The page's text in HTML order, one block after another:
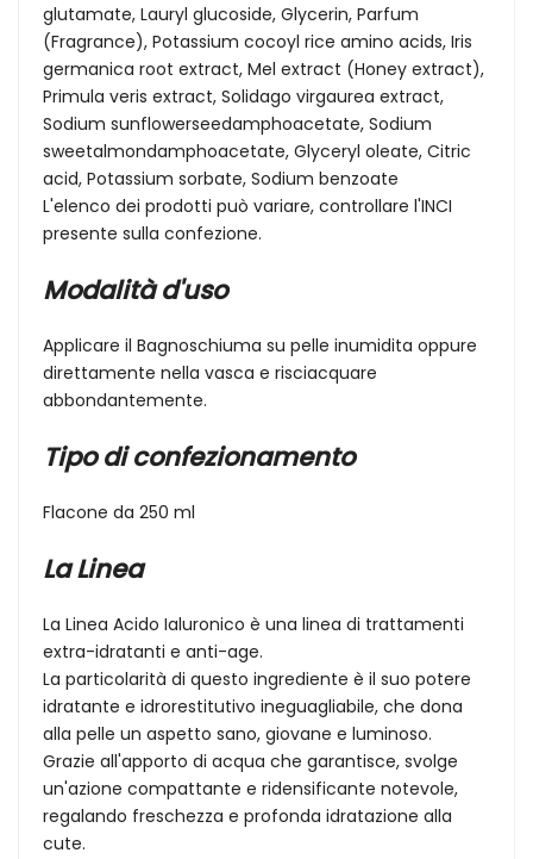
glutamate, Lauryl glucoside, Glycerin, Parfum
(Fragrance), Potassium cocoyl rice amino acids, Iris
germanica root extract, Mel extract (Honey extract),
Primula veris extract, Solidago virgaurea extract,
Sodium sunflowerseedamphoacetate, Sodium
sweetalmondamphoacetate, Glyceryl oleate, Citric
acid, Potassium sorbate, Sodium benzoate
L'elenco dei prodotti può variare, controllare l'INCI
presente sulla confezione.
Modalità d'uso
Applicare il Bagnoschiuma su pelle inumidita oppure
direttamente nella vasca e risciacquare
abbondantemente.
Tipo di confezionamento
Flacone da 250 ml
La Linea
La Linea Acido Ialuronico è una linea di trattamenti
extra-idratanti e anti-age.
La particolarità di questo ingrediente è il suo potere
idratante e idrorestitutivo ineguagliabile, che dona
alla pelle un aspetto sano, giovane e luminoso.
Grazie all'apporto di acqua che garantisce, svolge
un'azione compattante e ridensificante notevole,
regalando freschezza e profonda idratazione alla
cute.